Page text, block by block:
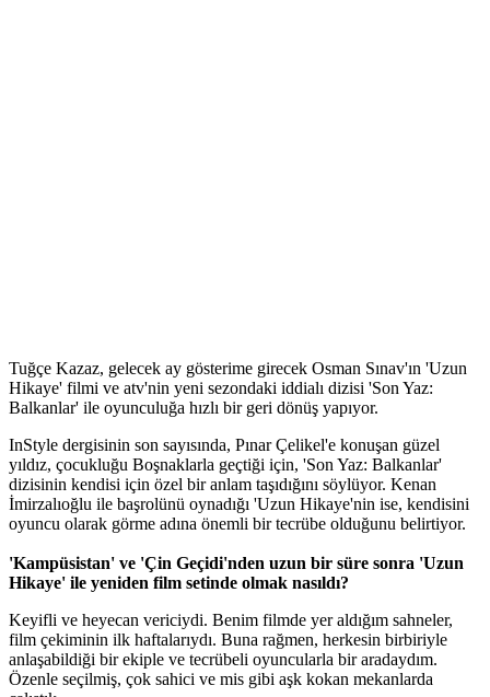
Tuğçe Kazaz, gelecek ay gösterime girecek Osman Sınav'ın 'Uzun
Hikaye' filmi ve atv'nin yeni sezondaki iddialı dizisi 'Son Yaz:
Balkanlar' ile oyunculuğa hızlı bir geri dönüş yapıyor.
InStyle dergisinin son sayısında, Pınar Çelikel'e konuşan güzel
yıldız, çocukluğu Boşnaklarla geçtiği için, 'Son Yaz: Balkanlar'
dizisinin kendisi için özel bir anlam taşıdığını söylüyor. Kenan
İmirzalıoğlu ile başrolünü oynadığı 'Uzun Hikaye'nin ise, kendisini
oyuncu olarak görme adına önemli bir tecrübe olduğunu belirtiyor.
'Kampüsistan' ve 'Çin Geçidi'nden uzun bir süre sonra 'Uzun
Hikaye' ile yeniden film setinde olmak nasıldı?
Keyifli ve heyecan vericiydi. Benim filmde yer aldığım sahneler,
film çekiminin ilk haftalarıydı. Buna rağmen, herkesin birbiriyle
anlaşabildiği bir ekiple ve tecrübeli oyuncularla bir aradaydım.
Özenle seçilmiş, çok sahici ve mis gibi aşk kokan mekanlarda